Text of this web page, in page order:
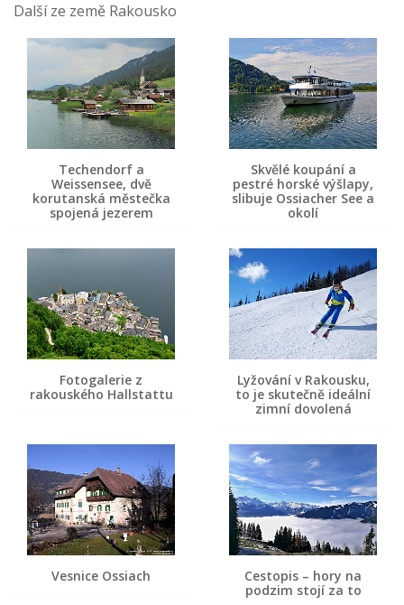
Další ze země Rakousko
Techendorf a
Weissensee, dvě
korutanská městečka
spojená jezerem
Skvělé koupání a
pestré horské výšlapy,
slibuje Ossiacher See a
okolí
Fotogalerie z
rakouského Hallstattu
Lyžování v Rakousku,
to je skutečně ideální
zimní dovolená
Vesnice Ossiach
Cestopis – hory na
podzim stojí za to